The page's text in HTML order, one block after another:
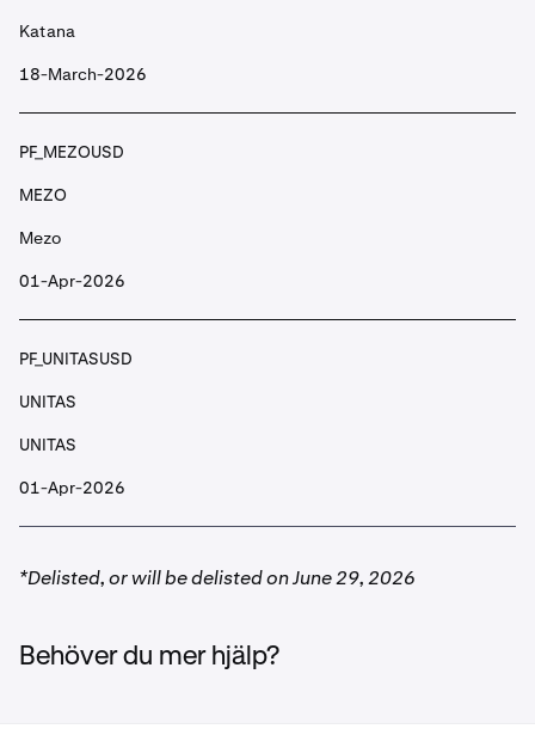
PF_BEAMUSD
BEL
PF_BERAUSD
Berachain
PF_BICOUSD
Katana
18-March-2026
PF_MEZOUSD
MEZO
Mezo
01-Apr-2026
PF_UNITASUSD
UNITAS
UNITAS
01-Apr-2026
*Delisted, or will be delisted on June 29, 2026
Behöver du mer hjälp?